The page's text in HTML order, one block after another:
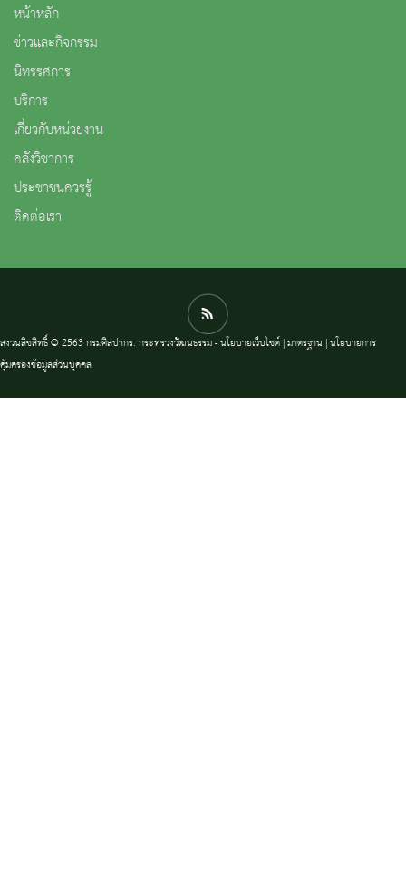
หน้าหลัก
ข่าวและกิจกรรม
นิทรรศการ
บริการ
เกี่ยวกับหน่วยงาน
คลังวิชาการ
ประชาชนควรรู้
ติดต่อเรา
สงวนลิขสิทธิ์ © 2563 กรมศิลปากร. กระทรวงวัฒนธรรม -นโยบายเว็บไซต์|มาตรฐาน |นโยบายการ
คุ้มครองข้อมูลส่วนบุคคล